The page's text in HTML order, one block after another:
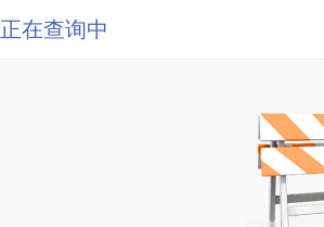
正在查询中